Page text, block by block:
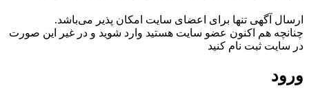
ارسال آگهی تنها برای اعضای سایت امکان پذیر می‌باشد.
چنانچه هم‌ اکنون عضو سایت هستید وارد شوید و در غیر این صورت
در سایت ثبت نام کنید
ورود